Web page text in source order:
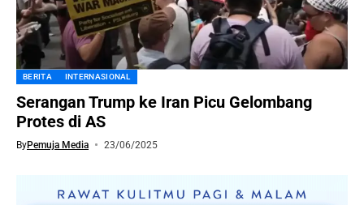
BERITA INTERNASIONAL
Serangan Trump ke Iran Picu Gelombang
Protes di AS
ByPemuja Media 23/06/2025